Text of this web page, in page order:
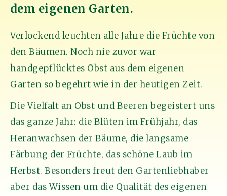
dem eigenen Garten.
Verlockend leuchten alle Jahre die Früchte von
den Bäumen. Noch nie zuvor war
handgepflücktes Obst aus dem eigenen
Garten so begehrt wie in der heutigen Zeit.
Die Vielfalt an Obst und Beeren begeistert uns
das ganze Jahr: die Blüten im Frühjahr, das
Heranwachsen der Bäume, die langsame
Färbung der Früchte, das schöne Laub im
Herbst. Besonders freut den Gartenliebhaber
aber das Wissen um die Qualität des eigenen